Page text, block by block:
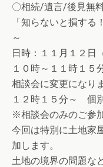
〇相続/遺言/後見無
「知らないと損す
～
日時：１１月１２日
１０時～１１時１５
相談会に変更になり
１２時１５分～ 個
※相談会のみのご参
今回は特別に土地家
加します。
土地の境界の問題な